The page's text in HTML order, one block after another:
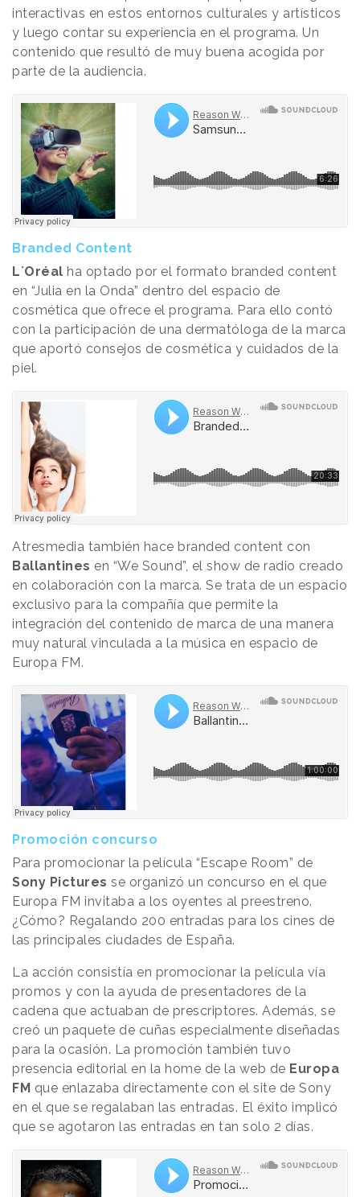
interactivas en estos entornos culturales y artísticos
y luego contar su experiencia en el programa. Un
contenido que resultó de muy buena acogida por
parte de la audiencia.
Branded Content
L´Oréal ha optado por el formato branded content
en “Julia en la Onda” dentro del espacio de
cosmética que ofrece el programa. Para ello contó
con la participación de una dermatóloga de la marca
que aportó consejos de cosmética y cuidados de la
piel.
Atresmedia también hace branded content con
Ballantines en “We Sound”, el show de radio creado
en colaboración con la marca. Se trata de un espacio
exclusivo para la compañía que permite la
integración del contenido de marca de una manera
muy natural vinculada a la música en espacio de
Europa FM.
Promoción concurso
Para promocionar la película “Escape Room” de
Sony Pictures se organizó un concurso en el que
Europa FM invitaba a los oyentes al preestreno.
¿Cómo? Regalando 200 entradas para los cines de
las principales ciudades de España.
La acción consistía en promocionar la película vía
promos y con la ayuda de presentadores de la
cadena que actuaban de prescriptores. Además, se
creó un paquete de cuñas especialmente diseñadas
para la ocasión. La promoción también tuvo
presencia editorial en la home de la web de Europa
FM que enlazaba directamente con el site de Sony
en el que se regalaban las entradas. El éxito implicó
que se agotaron las entradas en tan solo 2 días.